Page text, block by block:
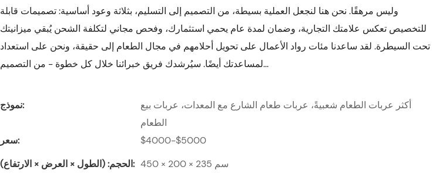
وليس مرهقًا. نحن هنا لنجعل العملية بسيطة، من التصميم إلى التسليم، بثلاثة وعود أساسية: تصميمات قابلة
للتخصيص تعكس علامتك التجارية، وضمان لمدة عام يحمي استثمارك، وفحص مجاني لتكلفة الشحن يُبقي ميزانيتك
تحت السيطرة. لقد ساعدنا مئات رواد الأعمال على تحويل أحلامهم في مجال الطعام إلى حقيقة، ونحن على استعداد
لمساعدتك أيضًا. سيُرشدك فريق خبرائنا خلال كل خطوة - من التصميم...
نموذج:
أكثر عربات الطعام شعبيةً، عربات طعام الشارع مع المعدات، عربات بيع
الطعام
سعر:
$4000-$5000
الحجم: (الطول × العرض × الارتفاع):
450 × 200 × 235 سم